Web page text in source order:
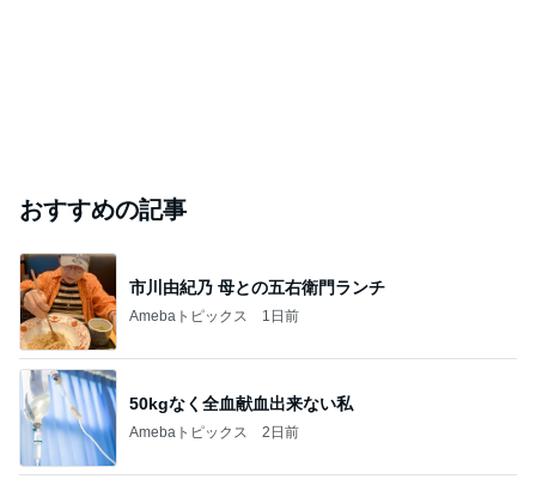
おすすめの記事
市川由紀乃 母との五右衛門ランチ
Amebaトピックス 1日前
50kgなく全血献血出来ない私
Amebaトピックス 2日前